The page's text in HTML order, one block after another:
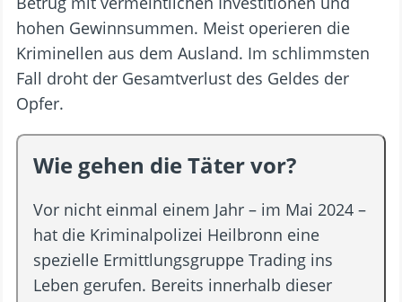
hohen Gewinnsummen. Meist operieren die
Kriminellen aus dem Ausland. Im schlimmsten
Fall droht der Gesamtverlust des Geldes der
Opfer.
Wie gehen die Täter vor?
Vor nicht einmal einem Jahr – im Mai 2024 –
hat die Kriminalpolizei Heilbronn eine
spezielle Ermittlungsgruppe Trading ins
Leben gerufen. Bereits innerhalb dieser